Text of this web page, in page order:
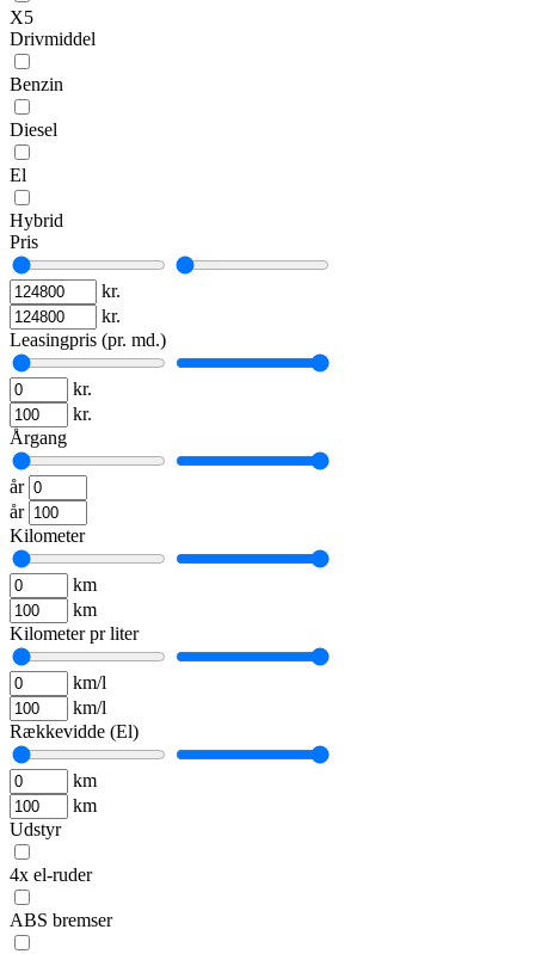
X5
Drivmiddel
Benzin
Diesel
El
Hybrid
Pris
kr.
kr.
Leasingpris (pr. md.)
kr.
kr.
Årgang
år
år
Kilometer
km
km
Kilometer pr liter
km/l
km/l
Rækkevidde (El)
km
km
Udstyr
4x el-ruder
ABS bremser